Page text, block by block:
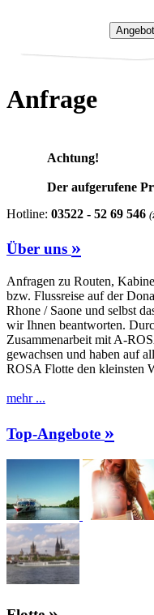
Anfrage
Achtung!
Der aufgerufene
Hotline: 03522 - 52 69 546
Über uns »
Anfragen zu Routen,
bzw. Flussreise auf der
Rhone / Saone und selbst
wir Ihnen beantworten.
Zusammenarbeit mit A-
gewachsen und haben auf
ROSA Flotte den kleinsten
mehr ...
Top-Angebote »